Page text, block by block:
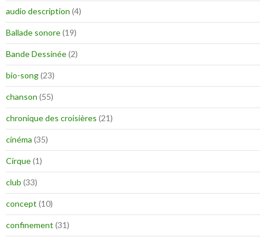
audio description (4)
Ballade sonore(19)
Bande Dessinée(2)
bio-song(23)
chanson (55)
chronique des croisières (21)
cinéma (35)
Cirque(1)
club (33)
concept (10)
confinement (31)